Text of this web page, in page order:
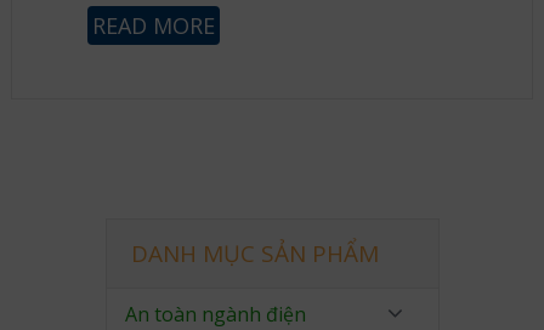
READ MORE
DANH MỤC SẢN PHẨM
An toàn ngành điện